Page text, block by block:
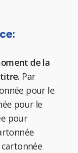
de la
Par
pour le
pour le
pour